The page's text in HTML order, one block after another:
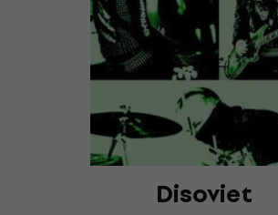
Disoviet